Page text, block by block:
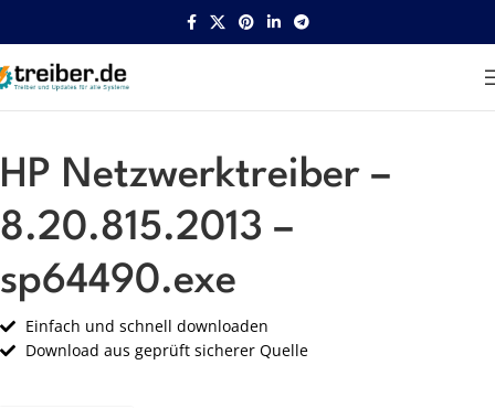
Startseite HP Netzwerk
HP Netzwerktreiber –
8.20.815.2013 –
sp64490.exe
Einfach und schnell downloaden
Download aus geprüft sicherer Quelle